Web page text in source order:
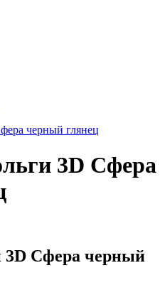
черный глянец
3D Сфера
Сфера черный